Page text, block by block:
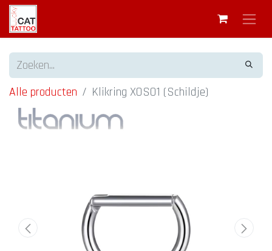
Alle producten Klikring XOS01 (Schildje)